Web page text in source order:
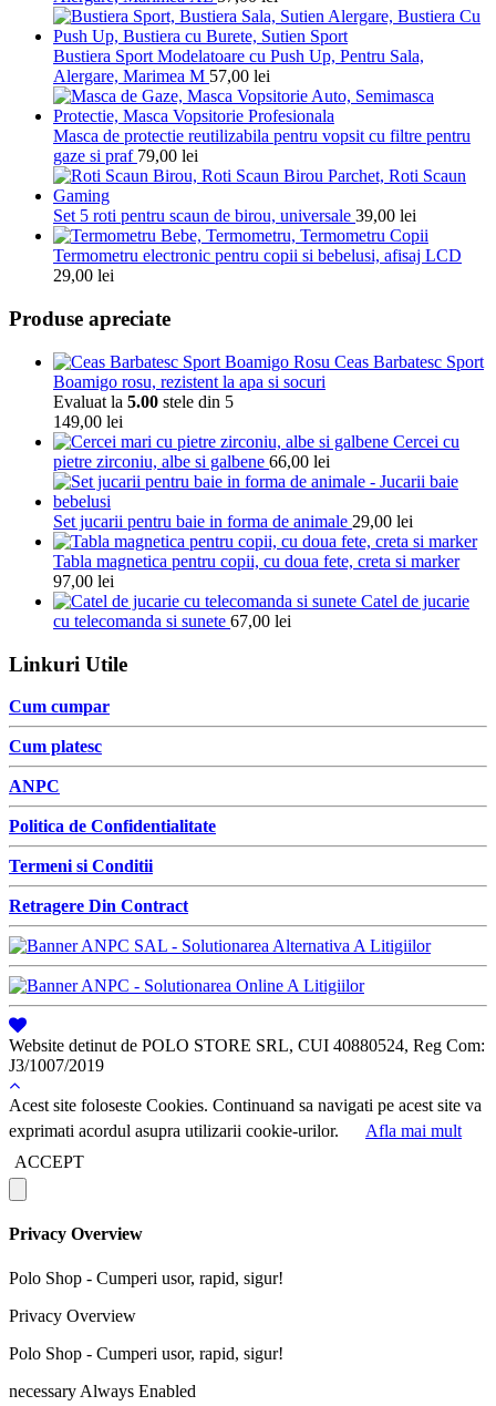
Bustiera Sport Modelatoare cu Push Up, Pentru Sala,
Alergare, Marimea M 57,00 lei
Masca de protectie reutilizabila pentru vopsit cu filtre pentru
gaze si praf 79,00 lei
Set 5 roti pentru scaun de birou, universale 39,00 lei
Termometru electronic pentru copii si bebelusi, afisaj LCD
29,00 lei
Produse apreciate
Ceas Barbatesc Sport
Boamigo rosu, rezistent la apa si socuri
Evaluat la 5.00 stele din 5
149,00 lei
Cercei cu
pietre zirconiu, albe si galbene 66,00 lei
Set jucarii pentru baie in forma de animale 29,00 lei
Tabla magnetica pentru copii, cu doua fete, creta si marker
97,00 lei
Catel de jucarie
cu telecomanda si sunete 67,00 lei
Linkuri Utile
Cum cumpar
Cum platesc
ANPC
Politica de Confidentialitate
Termeni si Conditii
Retragere Din Contract
Website detinut de POLO STORE SRL, CUI 40880524, Reg Com:
J3/1007/2019
Acest site foloseste Cookies. Continuand sa navigati pe acest site va
exprimati acordul asupra utilizarii cookie-urilor.
Afla mai mult
ACCEPT
Privacy Overview
Polo Shop - Cumperi usor, rapid, sigur!
Privacy Overview
Polo Shop - Cumperi usor, rapid, sigur!
necessary Always Enabled